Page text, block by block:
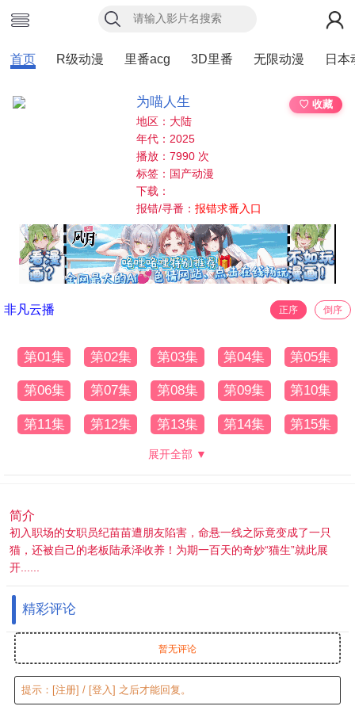
首页 R级动漫 里番acg 3D里番 无限动漫 日本
为喵人生
♡ 收藏
地区：大陆
年代：2025
播放：7990 次
标签：国产动漫
下载：
报错/寻番：报错求番入口
非凡云播 正序 倒序
第01集 第02集 第03集 第04集 第05集
第06集 第07集 第08集 第09集 第10集
第11集 第12集 第13集 第14集 第15集
展开全部 ▼
简介
初入职场的女职员纪苗苗遭朋友陷害，命悬一线之际竟变成了一只
猫，还被自己的老板陆承泽收养！为期一百天的奇妙“猫生”就此展
开......
精彩评论
暂无评论
提示： [注册] / [登入] 之后才能回复。